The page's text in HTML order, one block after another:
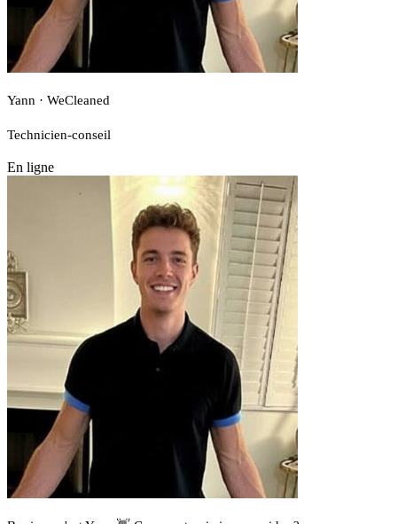
Yann · WeCleaned
Technicien-conseil
En ligne